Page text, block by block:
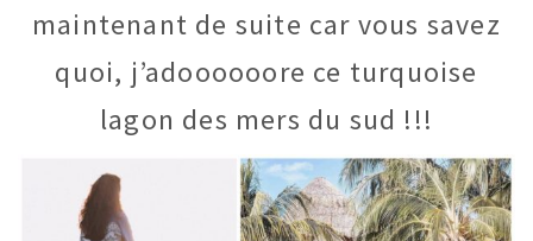
maintenant de suite car vous savez
quoi, j’adoooooore ce turquoise
lagon des mers du sud !!!